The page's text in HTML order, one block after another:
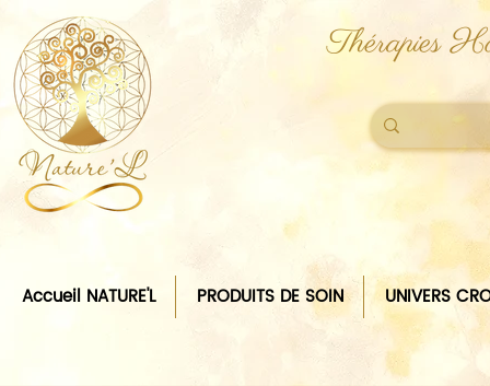
Thérapies
Accueil NATURE'L PRODUITS DE SOIN UNIVERS